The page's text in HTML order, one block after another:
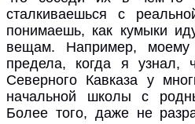
сталкиваешься с
понимаешь, как кумыки
вещам. Например,
предела, когда я узнал,
Северного Кавказа у
начальной школы с
Более того, даже не